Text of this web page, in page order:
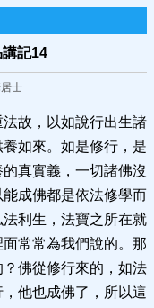
記14
士
故，以如說行出生諸
如來。如是修行，是
真實義，一切諸佛沒
成佛都是依法修學而
利生，法寶之所在就
常常為我們說的。那
佛從修行來的，如法
他也成佛了，所以這